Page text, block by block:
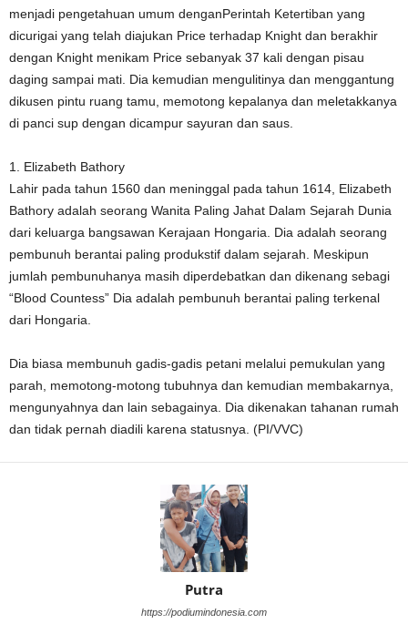
menjadi pengetahuan umum denganPerintah Ketertiban yang
dicurigai yang telah diajukan Price terhadap Knight dan berakhir
dengan Knight menikam Price sebanyak 37 kali dengan pisau
daging sampai mati. Dia kemudian mengulitinya dan menggantung
dikusen pintu ruang tamu, memotong kepalanya dan meletakkanya
di panci sup dengan dicampur sayuran dan saus.
1. Elizabeth Bathory
Lahir pada tahun 1560 dan meninggal pada tahun 1614, Elizabeth
Bathory adalah seorang Wanita Paling Jahat Dalam Sejarah Dunia
dari keluarga bangsawan Kerajaan Hongaria. Dia adalah seorang
pembunuh berantai paling produkstif dalam sejarah. Meskipun
jumlah pembunuhanya masih diperdebatkan dan dikenang sebagi
“Blood Countess” Dia adalah pembunuh berantai paling terkenal
dari Hongaria.
Dia biasa membunuh gadis-gadis petani melalui pemukulan yang
parah, memotong-motong tubuhnya dan kemudian membakarnya,
mengunyahnya dan lain sebagainya. Dia dikenakan tahanan rumah
dan tidak pernah diadili karena statusnya. (PI/VVC)
Putra
https://podiumindonesia.com